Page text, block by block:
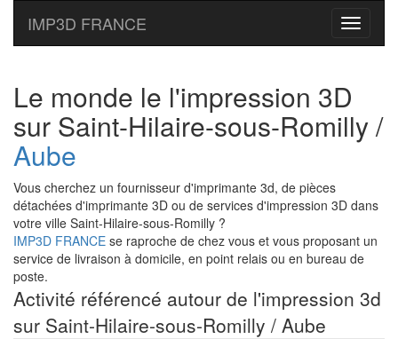
Toggle
IMP3D FRANCE
Le monde le l'impression 3D
sur Saint-Hilaire-sous-Romilly /
Aube
Vous cherchez un fournisseur d'imprimante 3d, de pièces
détachées d'imprimante 3D ou de services d'impression 3D dans
votre ville Saint-Hilaire-sous-Romilly ?
IMP3D FRANCE se raproche de chez vous et vous proposant un
service de livraison à domicile, en point relais ou en bureau de
poste.
Activité référencé autour de l'impression 3d
sur Saint-Hilaire-sous-Romilly / Aube